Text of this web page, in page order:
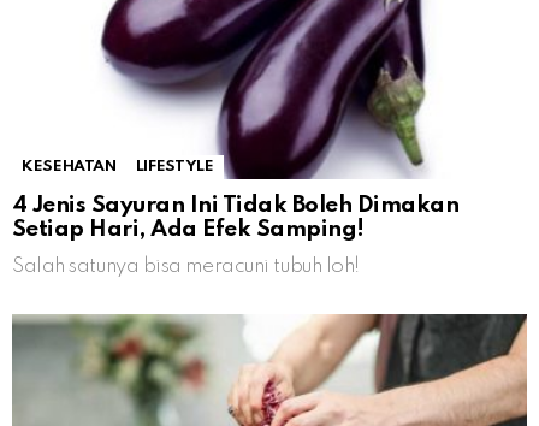
KESEHATAN LIFESTYLE
4 Jenis Sayuran Ini Tidak Boleh Dimakan
Setiap Hari, Ada Efek Samping!
Salah satunya bisa meracuni tubuh loh!